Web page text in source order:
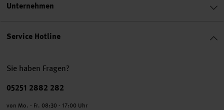
Service Hotline
Sie haben Fragen?
Telefonnummer
05251 2882 282
von Mo. - Fr. 08:30 - 17:00 Uhr
Unternehmen